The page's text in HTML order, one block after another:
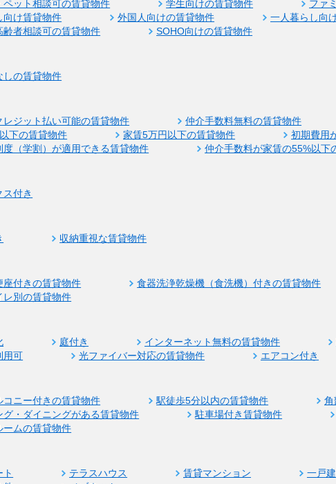
ペット相談可の賃貸物件
学生向けの賃貸物件 ファ
向け賃貸物件
外国人向けの賃貸物件
一人暮らし向
齢者相談可の賃貸物件
SOHO向けの賃貸物件
しの賃貸物件
レジット払い可能の賃貸物件 仲介手数料無料の賃貸物件
下の賃貸物件
家賃5万円以下の賃貸物件 初期費用
度（学割）が適用できる賃貸物件
仲介手数料が家賃の55%以下
付き
収納重視な賃貸物件
座付きの賃貸物件 食器洗浄乾燥機（食洗機）付きの賃貸物件
レ別の賃貸物件
庭付き インターネット無料の賃貸物件
用可
光ファイバー対応の賃貸物件 エアコン付き
コニー付きの賃貸物件 駅徒歩5分以内の賃貸物件
角
グ・ダイニングがある賃貸物件
駐車場付き賃貸物件
ームの賃貸物件
テラスハウス 賃貸マンション 一戸